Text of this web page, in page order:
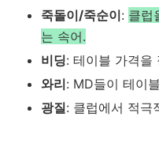
죽돌이/죽순이: 클럽
는 속어.
비딩: 테이블 가격을
와리: MD들이 테이
광질: 클럽에서 적극